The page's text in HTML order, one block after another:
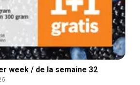
week / de la semaine 32